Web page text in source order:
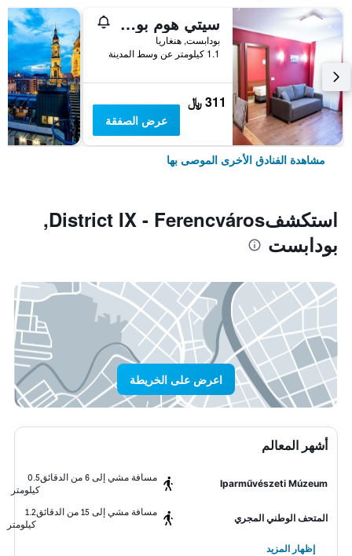
سيتي هوم بودابيست
بودابست, هنغاريا
1.1 كيلومتر عن وسط المدينة
311 ﷼
عرض الصفقة
مشاهدة الفنادق الأخرى الموصى بها
استكشفDistrict IX - Ferencváros,
بودابست
اعرض على الخريطة
أشهر المعالم
Iparművészeti Múzeum
مسافة مشي إلى 6 من الدقائق
0.5
كيلومتر
المتحف الوطني المجري
مسافة مشي إلى 15 من الدقائق
1.2
كيلومتر
إظهار المزيد